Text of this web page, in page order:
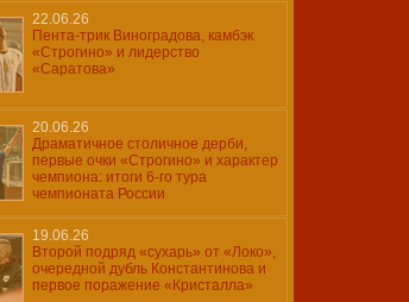
22.06.26
Пента-трик Виноградова, камбэк
«Строгино» и лидерство
«Саратова»
20.06.26
Драматичное столичное дерби,
первые очки «Строгино» и характер
чемпиона: итоги 6-го тура
чемпионата России
19.06.26
Второй подряд «сухарь» от «Локо»,
очередной дубль Константинова и
первое поражение «Кристалла»